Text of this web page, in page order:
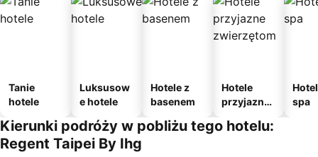
Tanie
hotele
Luksusow
e hotele
Hotele z
basenem
Hotele
przyjazne
m
spa
Kierunki podróży w pobliżu tego hotelu:
Regent Taipei By Ihg